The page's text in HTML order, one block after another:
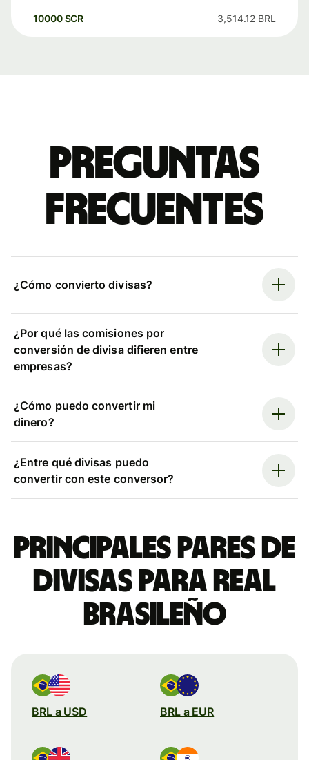
10000 SCR 3,514.12 BRL
Preguntas
frecuentes
¿Cómo convierto divisas?
¿Por qué las comisiones por
conversión de divisa difieren entre
empresas?
¿Cómo puedo convertir mi
dinero?
¿Entre qué divisas puedo
convertir con este conversor?
Principales pares de
divisas para real
brasileño
BRL a USD BRL a EUR